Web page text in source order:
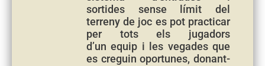
sortides sense límit del
terreny de joc es pot practicar
per tots els jugadors
d’un equip i les vegades que
es creguin oportunes, donant-